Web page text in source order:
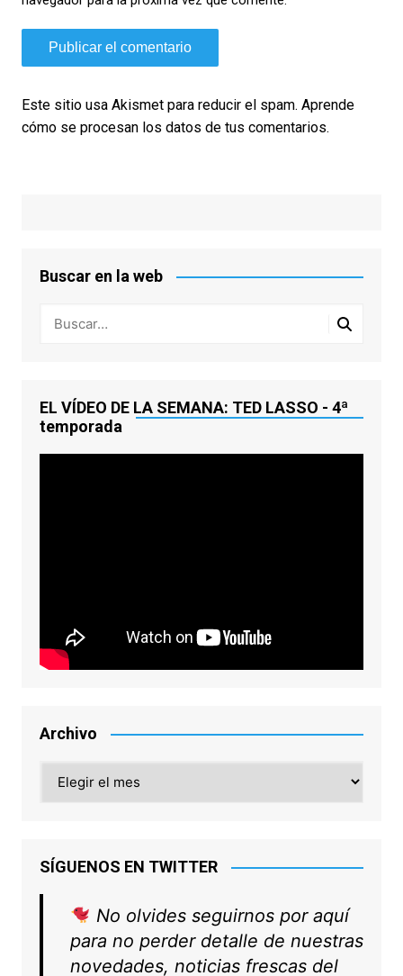
Este sitio usa Akismet para reducir el spam. Aprende
cómo se procesan los datos de tus comentarios.
Buscar en la web
EL VÍDEO DE LA SEMANA: TED LASSO - 4ª
temporada
Archivo
SÍGUENOS EN TWITTER
No olvides seguirnos por aquí
para no perder detalle de nuestras
novedades, noticias frescas del